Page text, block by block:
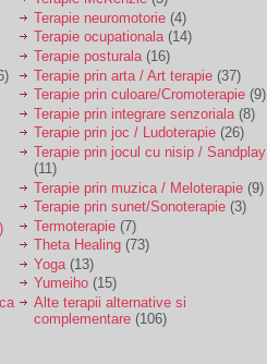
Terapie neuromotorie (4)
Terapie ocupationala(14)
Terapie posturala (16)
Terapie prin arta / Art terapie (37)
Terapie prin culoare/Cromoterapie (9)
Terapie prin integrare senzoriala (8)
Terapie prin joc / Ludoterapie (26)
Terapie prin jocul cu nisip / Sandplay
(11)
Terapie prin muzica / Meloterapie (9)
Terapie prin sunet/Sonoterapie (3)
Termoterapie (7)
Theta Healing (73)
Yoga (13)
Yumeiho (15)
Alte terapii alternative si
complementare (106)